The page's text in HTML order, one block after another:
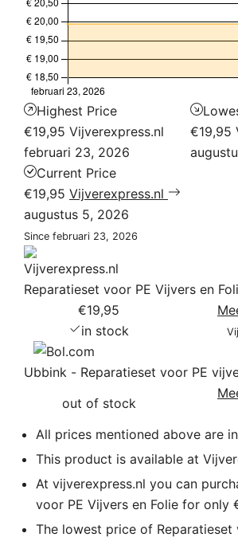
Highest Price
€19,95 Vijverexpress.nl
februari 23, 2026
€19,95
Current Price
€19,95 Vijverexpress.nl
augustus 5, 2026
Since februari 23, 2026
Reparatieset voor PE Vijvers en
€19,95
in stock
Ubbink - Reparatieset voor PE
out of stock
All prices mentioned above are
This product is available at
At vijverexpress.nl you can
voor PE Vijvers en Folie for only
The lowest price of Reparatieset